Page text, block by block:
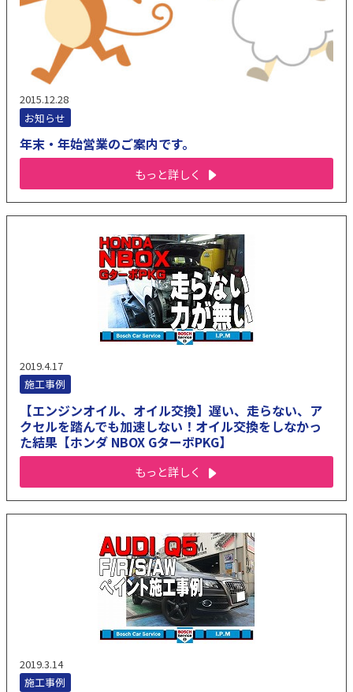
2015.12.28
お知らせ
年末・年始営業のご案内です。
もっと詳しく
2019.4.17
施工事例
【エンジンオイル、オイル交換】遅い、走らない、ア
クセルを踏んでも加速しない！オイル交換をしなかっ
た結果【ホンダ NBOX GターボPKG】
もっと詳しく
2019.3.14
施工事例